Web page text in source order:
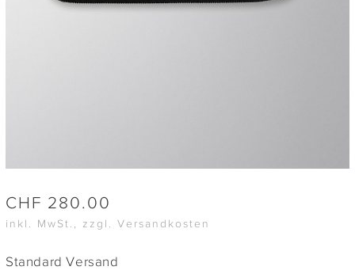
CHF 280.00
inkl. MwSt., zzgl. Versandkosten
Standard Versand